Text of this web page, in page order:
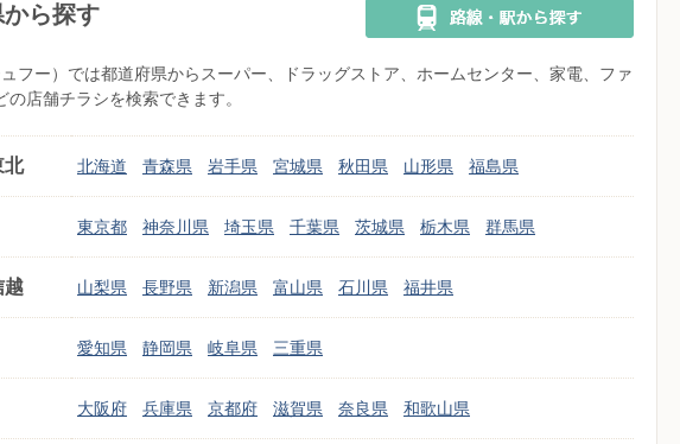
ら探す
フー）では都道府県からスーパー、ドラッグストア、ホームセンター、家電、ファ
の店舗チラシを検索できます。
北 北海道 青森県 岩手県 宮城県 秋田県 山形県 福島県
東京都 神奈川県 埼玉県 千葉県 茨城県 栃木県 群馬県
越 山梨県 長野県 新潟県 富山県 石川県 福井県
愛知県 静岡県 岐阜県 三重県
大阪府 兵庫県 京都府 滋賀県 奈良県 和歌山県